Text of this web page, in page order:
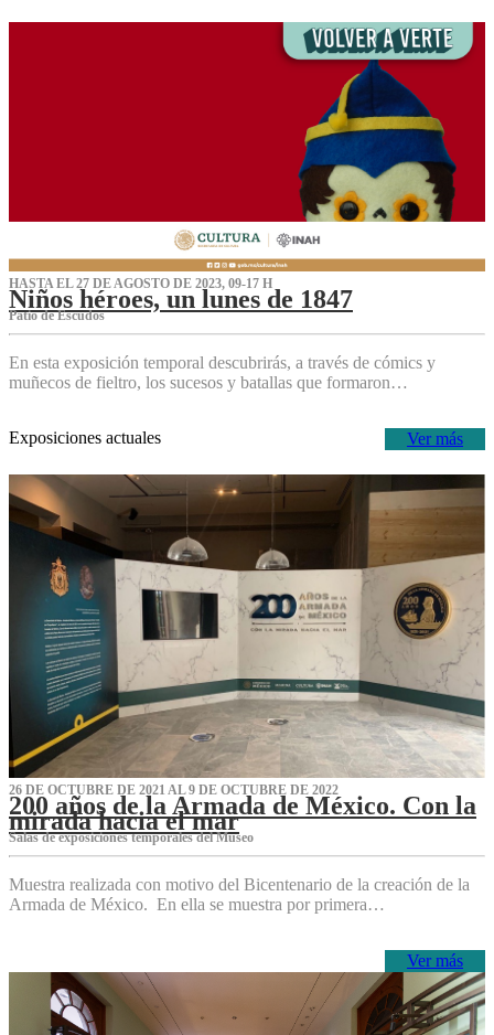
HASTA EL 27 DE AGOSTO DE 2023, 09-17 H
Niños héroes, un lunes de 1847
Patio de Escudos
En esta exposición temporal descubrirás, a través de cómics y
muñecos de fieltro, los sucesos y batallas que formaron…
Ver más
Exposiciones actuales
26 DE OCTUBRE DE 2021 AL 9 DE OCTUBRE DE 2022
200 años de la Armada de México. Con la
mirada hacia el mar
Salas de exposiciones temporales del Museo‌
Muestra realizada con motivo del Bicentenario de la creación de la
Armada de México. En ella se muestra por primera…
Ver más